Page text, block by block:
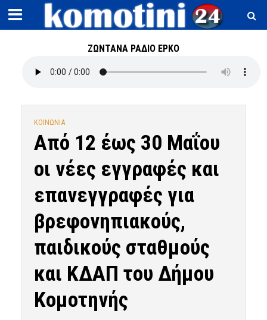
ΖΩΝΤΑΝΑ ΡΑΔΙΟ ΕΡΚΟ
ΚΟΙΝΩΝΙΑ
Από 12 έως 30 Μαΐου
οι νέες εγγραφές και
επανεγγραφές για
βρεφονηπιακούς,
παιδικούς σταθμούς
και ΚΔΑΠ του Δήμου
Κομοτηνής